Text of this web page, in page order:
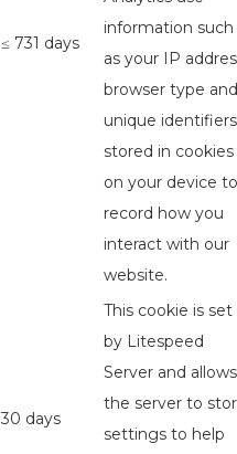
≤ 731 days
information such
as your IP
browser type and
unique identifiers
stored in cookies
on your device to
record how you
interact with our
website.
30 days
This cookie is set
by Litespeed
Server and allows
the server to
settings to help